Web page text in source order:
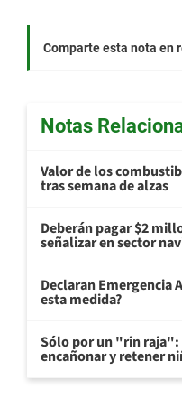
Comparte esta nota en
Notas
Valor de los
tras semana de alzas
Deberán pagar $2
señalizar en sector
Declaran Emergencia
esta medida?
Sólo por un "rin raja":
encañonar y retener